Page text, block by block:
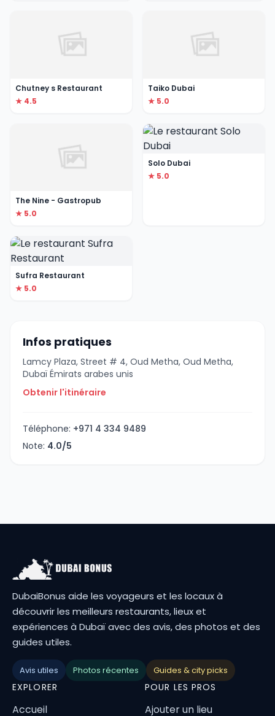
Chutney s Restaurant
★ 4.5
Taiko Dubai
★ 5.0
The Nine - Gastropub
★ 5.0
Solo Dubai
★ 5.0
Sufra Restaurant
★ 5.0
Infos pratiques
Lamcy Plaza, Street # 4, Oud Metha, Oud Metha,
Dubaï Émirats arabes unis
Obtenir l'itinéraire
Téléphone: +971 4 334 9489
Note: 4.0/5
DubaiBonus aide les voyageurs et les locaux à
découvrir les meilleurs restaurants, lieux et
expériences à Dubaï avec des avis, des photos et des
guides utiles.
Avis utiles Photos récentes Guides & city picks
EXPLORER
Accueil
POUR LES PROS
Ajouter un lieu